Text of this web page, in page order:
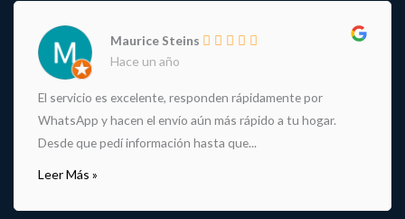
Maurice Steins
Hace un año
El servicio es excelente, responden rápidamente por
WhatsApp y hacen el envío aún más rápido a tu hogar.
Desde que pedí información hasta que...
Leer Más »